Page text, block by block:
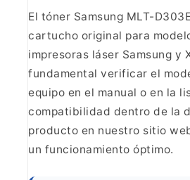
El tóner Samsung MLT-
cartucho original para
impresoras láser Samsung y
fundamental verificar el
equipo en el manual o en la
compatibilidad dentro de la
producto en nuestro sitio
un funcionamiento óptimo.